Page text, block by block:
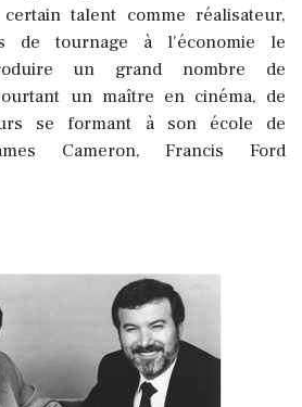
talent comme réalisateur,
de tournage à l'économie le
un grand nombre de
un maître en cinéma, de
se formant à son école de
Cameron, Francis Ford